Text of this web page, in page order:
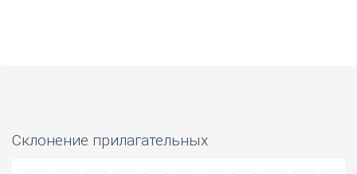
Склонение прилагательных